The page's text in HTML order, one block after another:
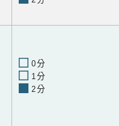
0分
1分
2分